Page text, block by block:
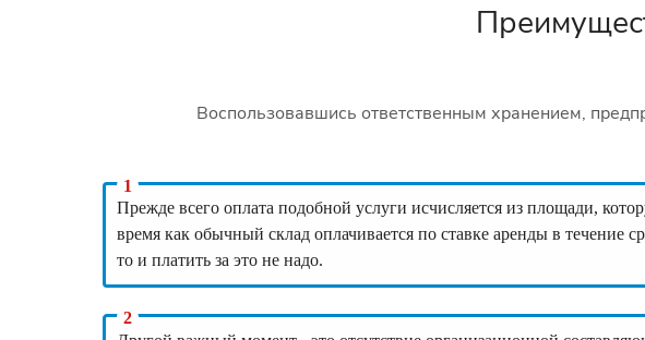
Воспользовавшись ответственным хранением,
Прежде всего оплата подобной услуги исчисляется из площади,
время как обычный склад оплачивается по ставке аренды в течение
то и платить за это не надо.